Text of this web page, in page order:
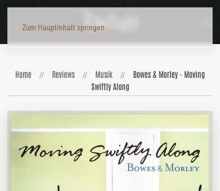
Zum Hauptinhalt springen
Home Reviews Musik
Bowes & Morley - Moving
Swiftly Along